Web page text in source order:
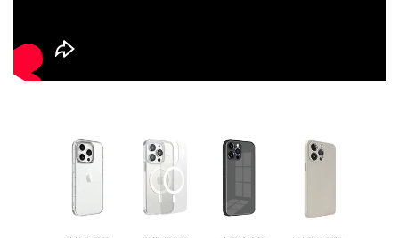
視化妝包
NT$ 159
NT$ 189
NT$ 249